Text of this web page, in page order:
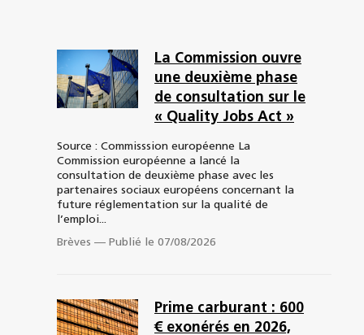
La Commission ouvre
une deuxième phase
de consultation sur le
« Quality Jobs Act »
Source : Commisssion européenne La
Commission européenne a lancé la
consultation de deuxième phase avec les
partenaires sociaux européens concernant la
future réglementation sur la qualité de
l’emploi...
Brèves — Publié le 07/08/2026
Prime carburant : 600
€ exonérés en 2026,